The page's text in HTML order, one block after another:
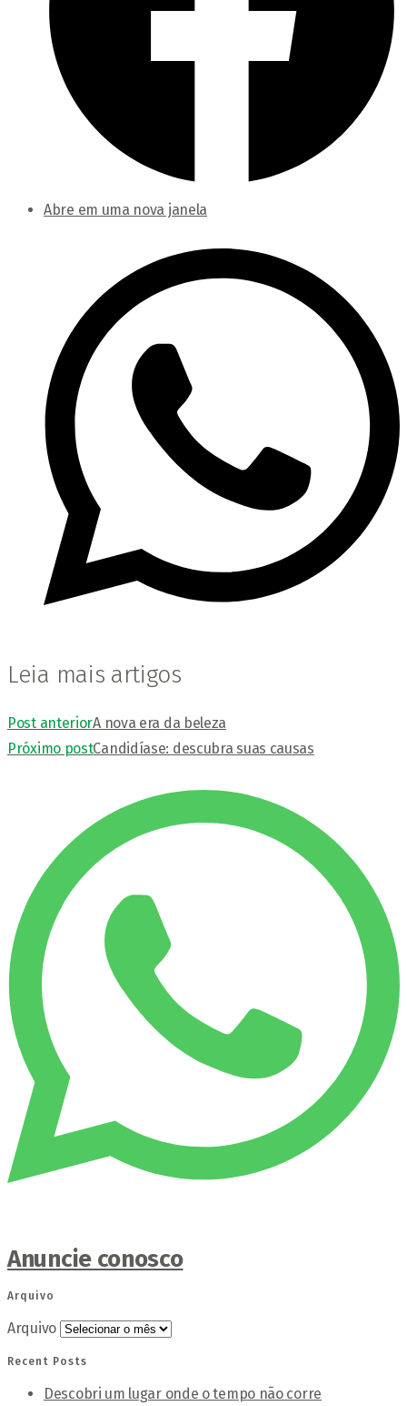
Abre em uma nova janela
Leia mais artigos
Post anteriorA nova era da beleza
Próximo postCandidíase: descubra suas causas
Anuncie conosco
Arquivo
Arquivo
Recent Posts
Descobri um lugar onde o tempo não corre